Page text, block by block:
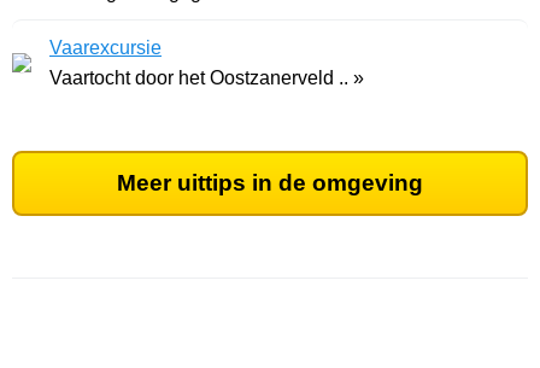
Vaarexcursie
Vaartocht door het Oostzanerveld .. »
Meer uittips in de omgeving